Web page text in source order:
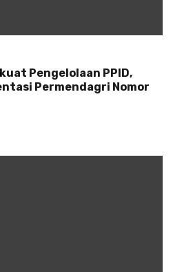
Pengelolaan PPID,
Permendagri Nomor